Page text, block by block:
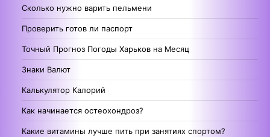
Сколько нужно варить пельмени
Проверить готов ли паспорт
Точный Прогноз Погоды Харьков на Месяц
Знаки Валют
Калькулятор Калорий
Как начинается остеохондроз?
Какие витамины лучше пить при занятиях спортом?